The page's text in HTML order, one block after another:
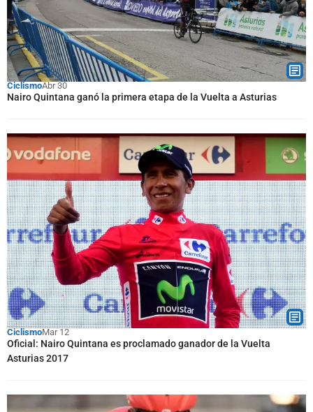
CiclismoAbr 30
Nairo Quintana ganó la primera etapa de la Vuelta a Asturias
CiclismoMar 12
Oficial: Nairo Quintana es proclamado ganador de la Vuelta
Asturias 2017